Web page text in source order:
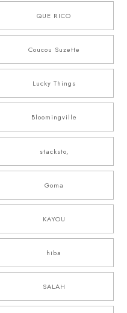
QUE RICO
Coucou Suzette
Lucky Things
Bloomingville
stacksto,
Goma
KAYOU
hiba
SALAH